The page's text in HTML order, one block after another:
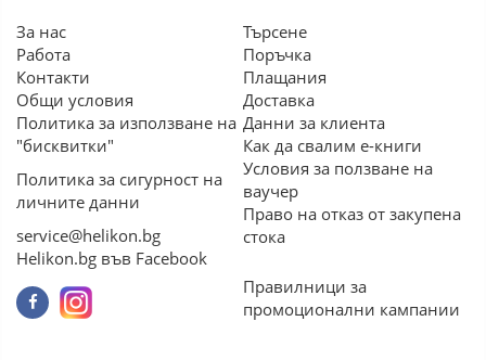
За нас
Работа
Контакти
Общи условия
Политика за използване на
"бисквитки"
Политика за сигурност на
личните данни
service@helikon.bg
Helikon.bg във Facebook
Търсене
Поръчка
Плащания
Доставка
Данни за клиента
Как да свалим е-книги
Условия за ползване на
ваучер
Право на отказ от закупена
стока
Правилници за
промоционални кампании